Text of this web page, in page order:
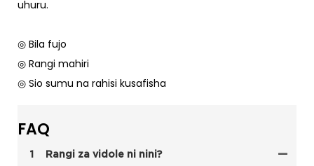
uhuru.
◎ Bila fujo
◎ Rangi mahiri
◎ Sio sumu na rahisi kusafisha
FAQ
1 Rangi za vidole ni nini?